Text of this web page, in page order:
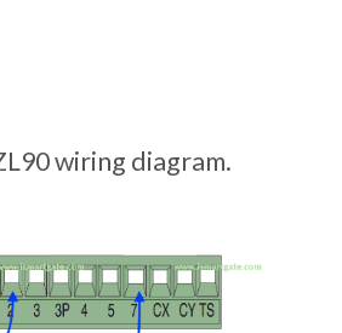
wiring diagram.